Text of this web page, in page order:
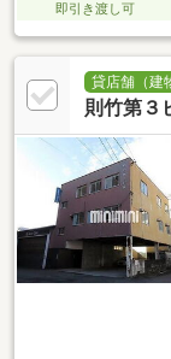
即引き渡し可
貸店舗（建
則竹第３